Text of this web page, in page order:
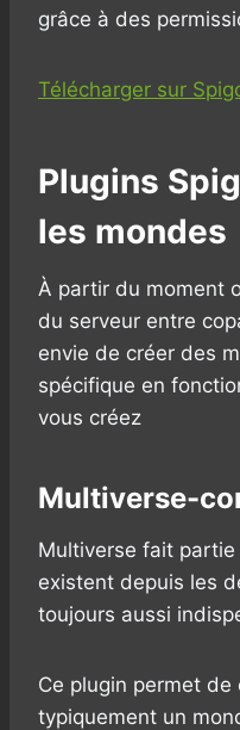
grâce à des
Télécharger sur
Plugins
les mondes
À partir du moment
du serveur entre
envie de créer des
spécifique en
vous créez
Multiverse-
Multiverse fait
existent depuis les
toujours aussi
Ce plugin permet
typiquement un